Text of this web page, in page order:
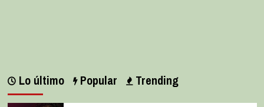
Lo último Popular Trending